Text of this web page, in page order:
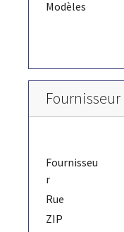
Modèles
Fournisseur
Fournisseu
r
Rue
ZIP